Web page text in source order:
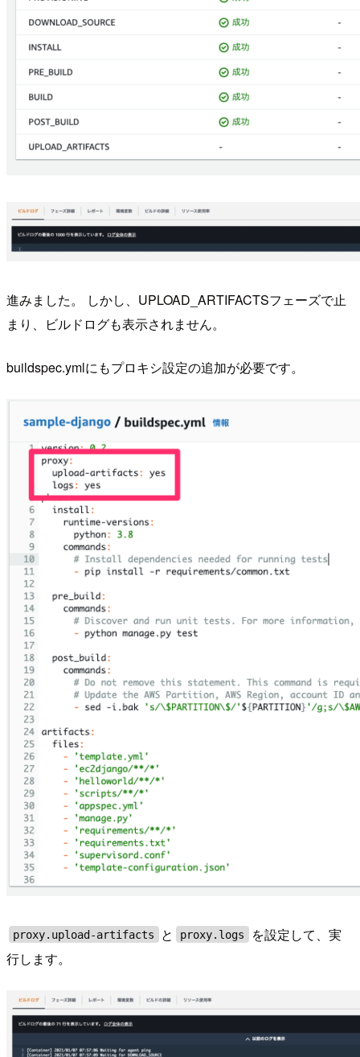
進みました。 しかし、UPLOAD_ARTIFACTSフェーズで止
まり、ビルドログも表示されません。
buildspec.ymlにもプロキシ設定の追加が必要です。
proxy.upload-artifacts と proxy.logs
を設定して、実
行します。